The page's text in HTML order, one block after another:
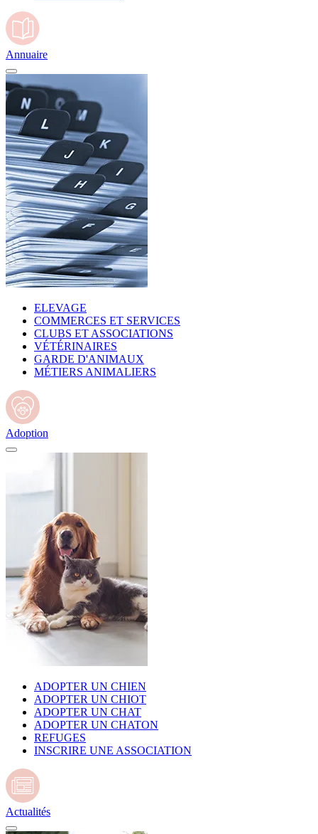
Annuaire
ELEVAGE
COMMERCES ET SERVICES
CLUBS ET ASSOCIATIONS
VÉTÉRINAIRES
GARDE D'ANIMAUX
MÉTIERS ANIMALIERS
Adoption
ADOPTER UN CHIEN
ADOPTER UN CHIOT
ADOPTER UN CHAT
ADOPTER UN CHATON
REFUGES
INSCRIRE UNE ASSOCIATION
Actualités